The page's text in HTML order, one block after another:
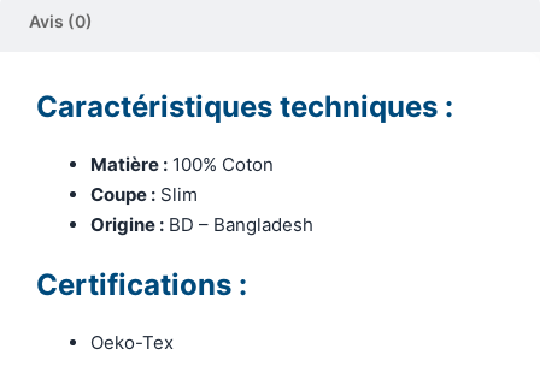
Avis (0)
Caractéristiques techniques :
Matière : 100% Coton
Coupe : Slim
Origine : BD – Bangladesh
Certifications :
Oeko-Tex